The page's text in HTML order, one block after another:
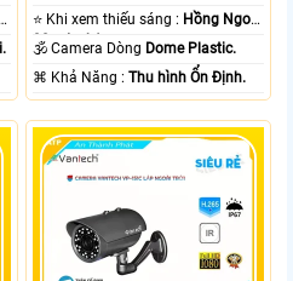
⭐ Khi xem thiếu sáng : Hồng Ngoại
30m Led Array.
🕉️ Camera Dòng Dome Plastic.
️⌘ Khả Năng :Thu hình Ổn Định.